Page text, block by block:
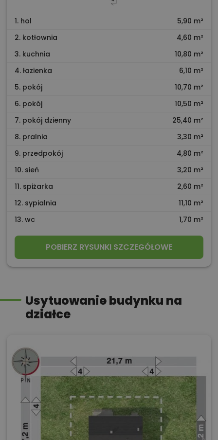
1. hol
5,90 m²
2. kotłownia
4,60 m²
3. kuchnia
10,80 m²
4. łazienka
6,10 m²
5. pokój
10,70 m²
6. pokój
10,50 m²
7. pokój dzienny
25,40 m²
8. pralnia
3,30 m²
9. przedpokój
4,80 m²
10. sień
3,20 m²
11. spiżarka
2,60 m²
12. sypialnia
11,10 m²
13. wc
1,70 m²
POBIERZ RYSUNKI SZCZEGÓŁOWE
Usytuowanie budynku na
działce